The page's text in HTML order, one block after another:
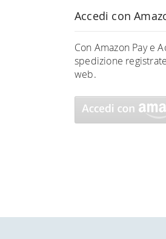
Accedi con
Con Amazon Pay e
spedizione
web.